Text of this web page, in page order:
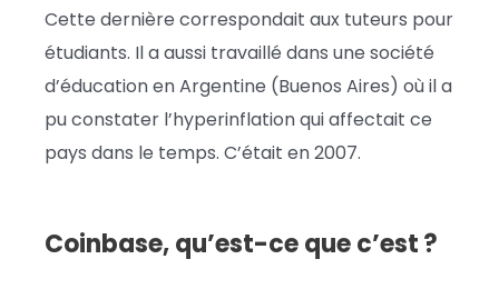
Cette dernière correspondait aux tuteurs pour
étudiants. Il a aussi travaillé dans une société
d’éducation en Argentine (Buenos Aires) où il a
pu constater l’hyperinflation qui affectait ce
pays dans le temps. C’était en 2007.
Coinbase, qu’est-ce que c’est ?